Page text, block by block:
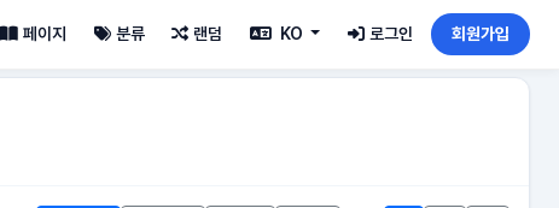
페이지 분류 랜덤 KO 로그인 회원가입